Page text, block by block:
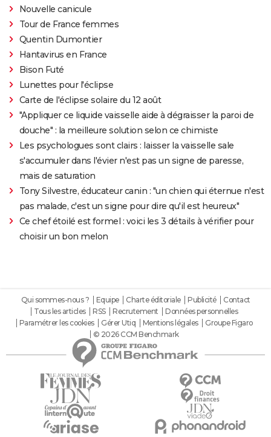
Nouvelle canicule
Tour de France femmes
Quentin Dumontier
Hantavirus en France
Bison Futé
Lunettes pour l'éclipse
Carte de l'éclipse solaire du 12 août
"Appliquer ce liquide vaisselle aide à dégraisser la paroi de
douche" : la meilleure solution selon ce chimiste
Les psychologues sont clairs : laisser la vaisselle sale
s'accumuler dans l'évier n'est pas un signe de paresse,
mais de saturation
Tony Silvestre, éducateur canin : "un chien qui éternue n'est
pas malade, c'est un signe pour dire qu'il est heureux"
Ce chef étoilé est formel : voici les 3 détails à vérifier pour
choisir un bon melon
Qui sommes-nous ? Equipe Charte éditoriale Publicité
Contact
Tous les articles
RSS Recrutement
Données personnelles
Paramétrer les cookies
Gérer Utiq Mentions légales
Groupe Figaro
© 2026 CCM Benchmark